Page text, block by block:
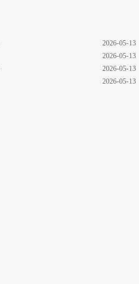
2026-05-13
2026-05-13
2026-05-13
2026-05-13